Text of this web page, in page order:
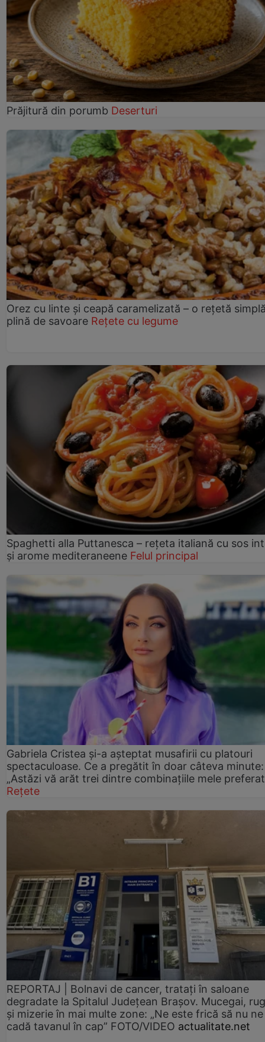
Prăjitură din porumb Deserturi
Orez cu linte și ceapă caramelizată – o rețetă
plină de savoare Rețete cu legume
Spaghetti alla Puttanesca – rețeta italiană cu sos
și arome mediteraneene Felul principal
Gabriela Cristea și-a așteptat musafirii cu platouri
spectaculoase. Ce a pregătit în doar câteva minute:
„Astăzi vă arăt trei dintre combinațiile mele
Rețete
REPORTAJ | Bolnavi de cancer, tratați în saloane
degradate la Spitalul Județean Brașov. Mucegai,
și mizerie în mai multe zone: „Ne este frică să nu ne
cadă tavanul în cap” FOTO/VIDEO actualitate.net